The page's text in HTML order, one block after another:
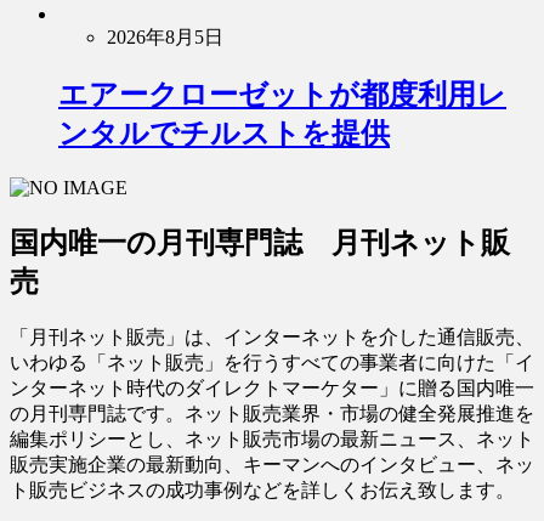
2026年8月5日
エアークローゼットが都度利用レ
ンタルでチルストを提供
国内唯一の月刊専門誌 月刊ネット販
売
「月刊ネット販売」は、インターネットを介した通信販売、
いわゆる「ネット販売」を行うすべての事業者に向けた「イ
ンターネット時代のダイレクトマーケター」に贈る国内唯一
の月刊専門誌です。ネット販売業界・市場の健全発展推進を
編集ポリシーとし、ネット販売市場の最新ニュース、ネット
販売実施企業の最新動向、キーマンへのインタビュー、ネッ
ト販売ビジネスの成功事例などを詳しくお伝え致します。